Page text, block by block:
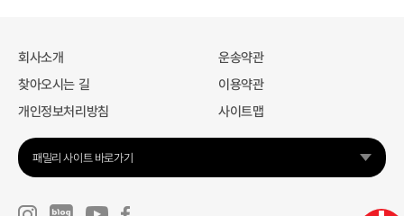
회사소개
운송약관
찾아오시는 길
이용약관
개인정보처리방침
사이트맵
패밀리 사이트 바로가기